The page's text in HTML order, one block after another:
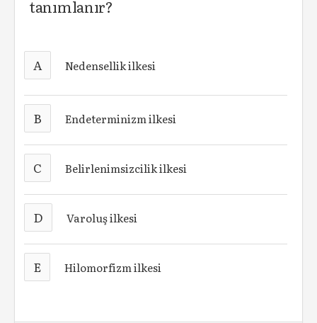
tanımlanır?
A Nedensellik ilkesi
B Endeterminizm ilkesi
C Belirlenimsizcilik ilkesi
D Varoluş ilkesi
E Hilomorfizm ilkesi